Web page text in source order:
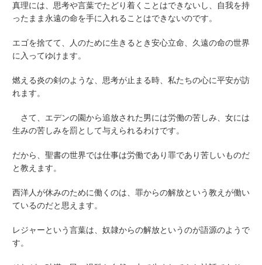
真理には、思考や言葉でたどり着くことはできないし、自我を持
ったまま永遠の命を手に入れることはできないのです。
エゴを捨てて、人のために生きるとき安心立命、久遠の命の世界
に入ってゆけます。
燃える炎の剣のような、思考が止まる時、私たちの心に平安が訪
れます。
さて、エデンの園から追放された男には労働の苦しみ、女には
生みの苦しみを罰として与えられるわけです。
だから、聖書の世界では仕事は労働であり罪であり苦しいものだ
と教えます。
西洋人が休みのために働くのは、罪からの解放という教えが働い
ているのだと思えます。
レジャーという言葉は、奴隷からの解放というのが語源のようで
す。